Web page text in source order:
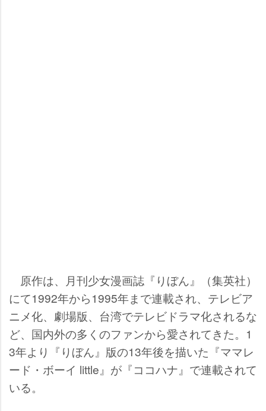
原作は、月刊少女漫画誌『りぼん』（集英社）
にて1992年から1995年まで連載され、テレビア
ニメ化、劇場版、台湾でテレビドラマ化されるな
ど、国内外の多くのファンから愛されてきた。1
3年より『りぼん』版の13年後を描いた『ママレ
ード・ボーイ little』が『ココハナ』で連載されて
いる。